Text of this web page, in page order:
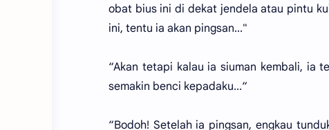
obat bius ini di dekat jendela atau pintu
ini, tentu ia akan pingsan..."
“Akan tetapi kalau ia siuman kembali, ia
semakin benci kepadaku...“
“Bodoh! Setelah ia pingsan, engkau